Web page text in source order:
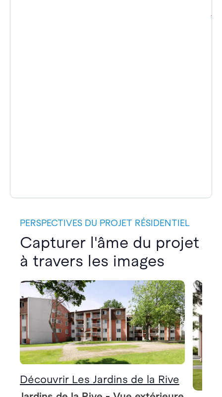
PERSPECTIVES DU PROJET RÉSIDENTIEL
Capturer l'âme du projet
à travers les images
Découvrir Les Jardins de la Rive